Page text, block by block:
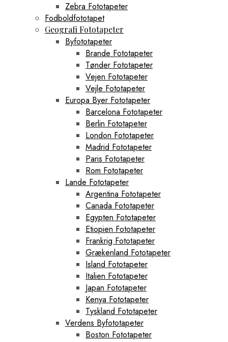
Zebra Fototapeter
Fodboldfototapet
Geografi Fototapeter
Byfototapeter
Brande Fototapeter
Tønder Fototapeter
Vejen Fototapeter
Vejle Fototapeter
Europa Byer Fototapeter
Barcelona Fototapeter
Berlin Fototapeter
London Fototapeter
Madrid Fototapeter
Paris Fototapeter
Rom Fototapeter
Lande Fototapeter
Argentina Fototapeter
Canada Fototapeter
Egypten Fototapeter
Etiopien Fototapeter
Frankrig Fototapeter
Grækenland Fototapeter
Island Fototapeter
Italien Fototapeter
Japan Fototapeter
Kenya Fototapeter
Tyskland Fototapeter
Verdens Byfototapeter
Boston Fototapeter